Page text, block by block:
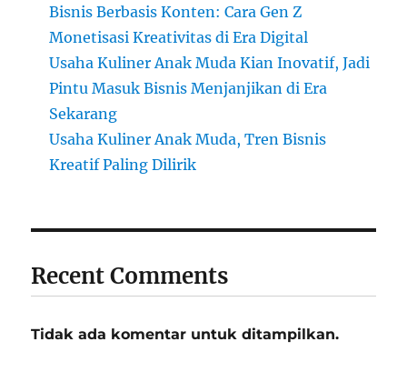
Bisnis Berbasis Konten: Cara Gen Z
Monetisasi Kreativitas di Era Digital
Usaha Kuliner Anak Muda Kian Inovatif, Jadi
Pintu Masuk Bisnis Menjanjikan di Era
Sekarang
Usaha Kuliner Anak Muda, Tren Bisnis
Kreatif Paling Dilirik
Recent Comments
Tidak ada komentar untuk ditampilkan.